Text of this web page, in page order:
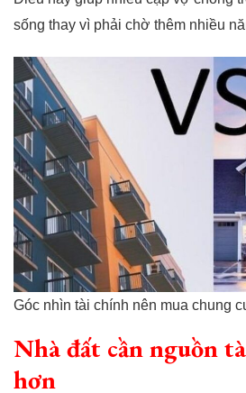
sống thay vì phải chờ thêm nhiều
Góc nhìn tài chính nên mua chung
Nhà đất cần nguồn
hơn